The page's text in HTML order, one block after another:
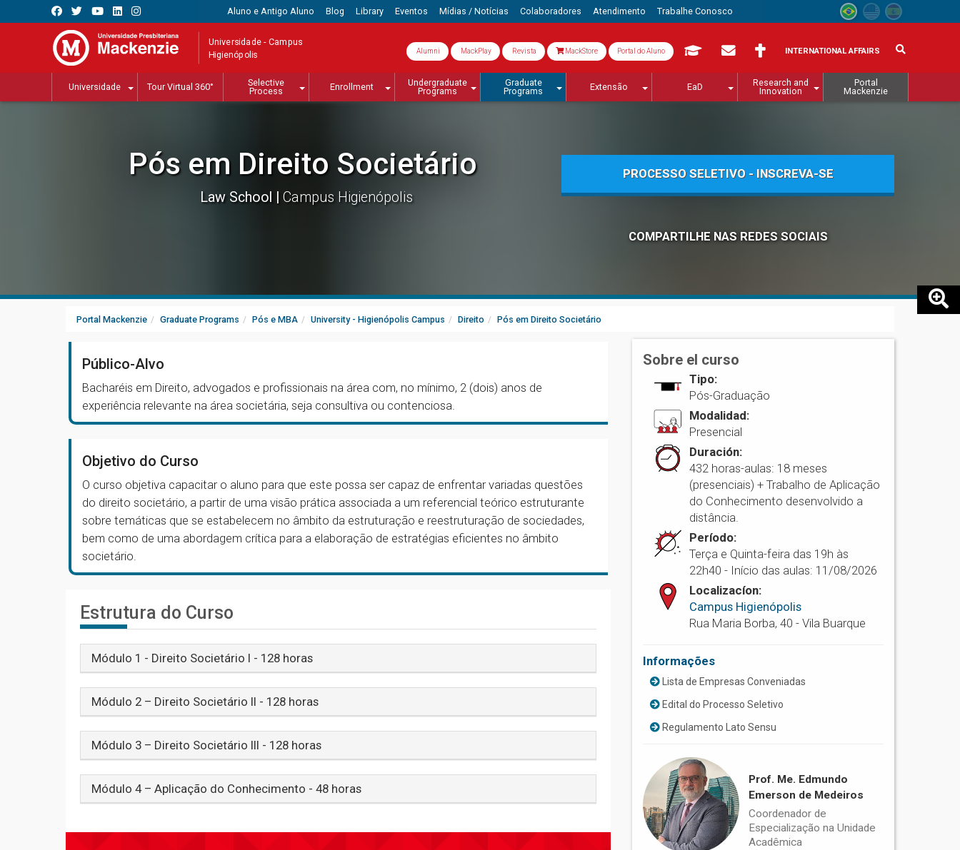
Aluno e Antigo Aluno Blog Library Eventos Mídias / Notícias Colaboradores Atendimento Trabalhe Conosco
Universidade - Campus
Higienópolis Alumni MackPlay Revista MackStore Portal do Aluno INTERNATIONAL AFFAIRS
Universidade Tour Virtual 360°
Selective
Process
Enrollment
Undergraduate
Programs
Graduate
Programs
Extensão EaD
Research and
Innovation
Portal
Mackenzie
Pós em Direito Societário
Law School Campus Higienópolis
PROCESSO SELETIVO - INSCREVA-SE
COMPARTILHE NAS REDES SOCIAIS
Portal Mackenzie Graduate Programs Pós e MBA University - Higienópolis Campus Direito Pós em Direito Societário
Público-Alvo
Bacharéis em Direito, advogados e profissionais na área com, no mínimo, 2 (dois) anos de
experiência relevante na área societária, seja consultiva ou contenciosa.
Objetivo do Curso
O curso objetiva capacitar o aluno para que este possa ser capaz de enfrentar variadas questões
do direito societário, a partir de uma visão prática associada a um referencial teórico estruturante
sobre temáticas que se estabelecem no âmbito da estruturação e reestruturação de sociedades,
bem como de uma abordagem crítica para a elaboração de estratégias eficientes no âmbito
societário.
Estrutura do Curso
Módulo 1 - Direito Societário I - 128 horas
Módulo 2 – Direito Societário II - 128 horas
Módulo 3 – Direito Societário III - 128 horas
Módulo 4 – Aplicação do Conhecimento - 48 horas
Sobre el curso
Tipo:
Pós-Graduação
Modalidad:
Presencial
Duración:
432 horas-aulas: 18 meses
(presenciais) + Trabalho de Aplicação
do Conhecimento desenvolvido a
distância.
Período:
Terça e Quinta-feira das 19h às
22h40 - Início das aulas: 11/08/2026
Localizacíon:
Campus Higienópolis
Rua Maria Borba, 40 - Vila Buarque
Informações
Lista de Empresas Conveniadas
Edital do Processo Seletivo
Regulamento Lato Sensu
Prof. Me. Edmundo
Emerson de Medeiros
Coordenador de
Especialização na Unidade
Acadêmica